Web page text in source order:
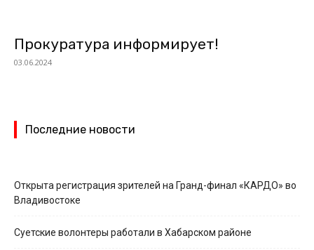
Прокуратура информирует!
03.06.2024
Последние новости
Открыта регистрация зрителей на Гранд-финал «КАРДО» во
Владивостоке
Суетские волонтеры работали в Хабарском районе